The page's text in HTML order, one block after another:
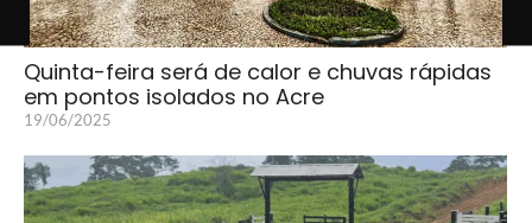
Quinta-feira será de calor e chuvas rápidas
em pontos isolados no Acre
19/06/2025